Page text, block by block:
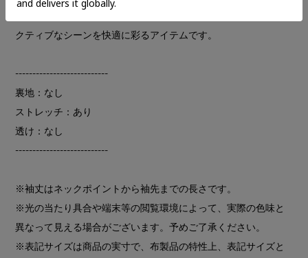
クティブなシーンを快適に彩るアイテムです。
---------------------------
裏地：なし
ストレッチ：あり
透け：なし
---------------------------
※袖丈はネックポイントから袖先までの長さです。
※光の当たり具合や端末等の閲覧環境によって、実際の色味と
異なって見える場合がございます。予めご了承ください。
※表記サイズは商品の実寸で、布製品の特性上、表記サイズと